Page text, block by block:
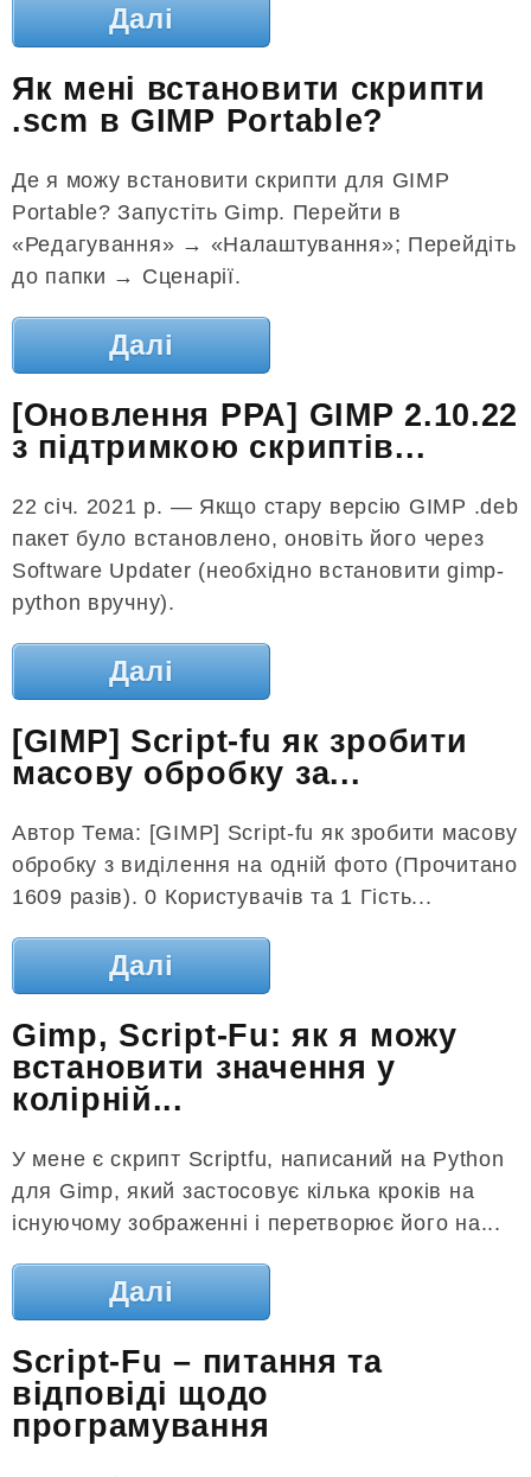
Далі
Як мені встановити скрипти
.scm в GIMP Portable?
Де я можу встановити скрипти для GIMP
Portable? Запустіть Gimp. Перейти в
«Редагування» → «Налаштування»; Перейдіть
до папки → Сценарії.
Далі
[Оновлення PPA] GIMP 2.10.22
з підтримкою скриптів...
22 січ. 2021 р. — Якщо стару версію GIMP .deb
пакет було встановлено, оновіть його через
Software Updater (необхідно встановити gimp-
python вручну).
Далі
[GIMP] Script-fu як зробити
масову обробку за...
Автор Тема: [GIMP] Script-fu як зробити масову
обробку з виділення на одній фото (Прочитано
1609 разів). 0 Користувачів та 1 Гість...
Далі
Gimp, Script-Fu: як я можу
встановити значення у
колірній...
У мене є скрипт Scriptfu, написаний на Python
для Gimp, який застосовує кілька кроків на
існуючому зображенні і перетворює його на...
Далі
Script-Fu – питання та
відповіді щодо
програмування